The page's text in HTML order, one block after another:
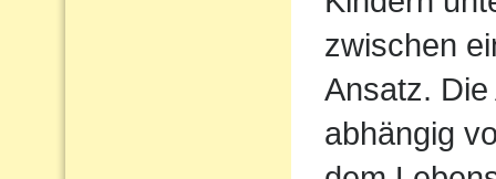
zwischen
Ansatz. Die
abhängig